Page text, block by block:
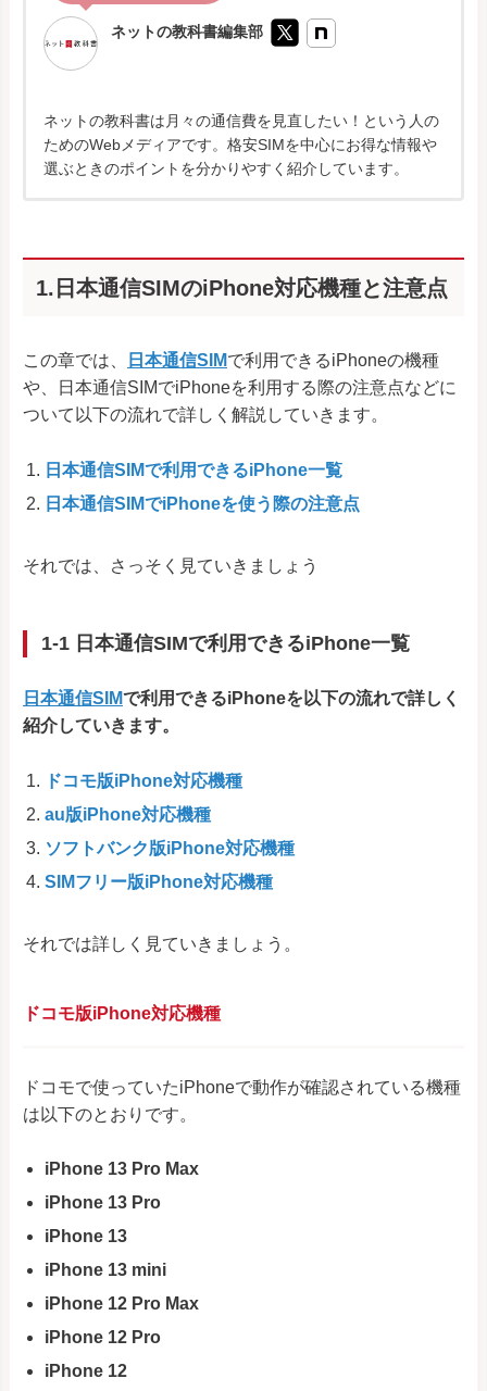
ネットの教科書編集部
ネットの教科書は月々の通信費を見直したい！という人の
ためのWebメディアです。格安SIMを中心にお得な情報や
選ぶときのポイントを分かりやすく紹介しています。
1.日本通信SIMのiPhone対応機種と注意点
この章では、 日本通信SIMで利用できるiPhoneの機種
や、日本通信SIMでiPhoneを利用する際の注意点などに
ついて以下の流れで詳しく解説していきます。
日本通信SIMで利用できるiPhone一覧
日本通信SIMでiPhoneを使う際の注意点
それでは、さっそく見ていきましょう
1-1 日本通信SIMで利用できるiPhone一覧
日本通信SIMで利用できるiPhoneを以下の流れで詳しく
紹介していきます。
ドコモ版iPhone対応機種
au版iPhone対応機種
ソフトバンク版iPhone対応機種
SIMフリー版iPhone対応機種
それでは詳しく見ていきましょう。
ドコモ版iPhone対応機種
ドコモで使っていたiPhoneで動作が確認されている機種
は以下のとおりです。
iPhone 13 Pro Max
iPhone 13 Pro
iPhone 13
iPhone 13 mini
iPhone 12 Pro Max
iPhone 12 Pro
iPhone 12